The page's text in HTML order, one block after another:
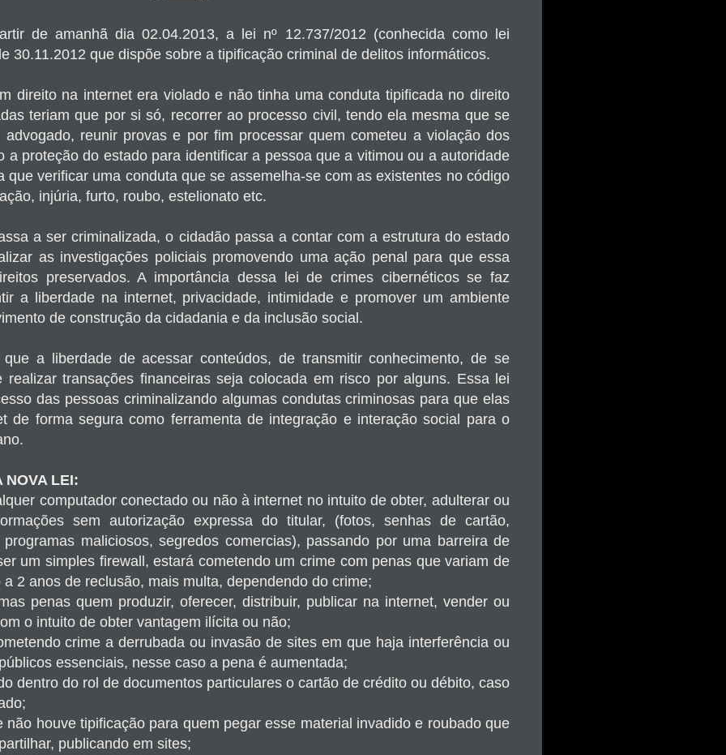
de amanhã dia 02.04.2013, a lei nº 12.737/2012 (conhecida como lei
30.11.2012 que dispõe sobre a tipificação criminal de delitos informáticos.
direito na internet era violado e não tinha uma conduta tipificada no direito
teriam que por si só, recorrer ao processo civil, tendo ela mesma que se
advogado, reunir provas e por fim processar quem cometeu a violação dos
a proteção do estado para identificar a pessoa que a vitimou ou a autoridade
que verificar uma conduta que se assemelha-se com as existentes no código
injúria, furto, roubo, estelionato etc.
a ser criminalizada, o cidadão passa a contar com a estrutura do estado
as investigações policiais promovendo uma ação penal para que essa
preservados. A importância dessa lei de crimes cibernéticos se faz
a liberdade na internet, privacidade, intimidade e promover um ambiente
de construção da cidadania e da inclusão social.
a liberdade de acessar conteúdos, de transmitir conhecimento, de se
realizar transações financeiras seja colocada em risco por alguns. Essa lei
das pessoas criminalizando algumas condutas criminosas para que elas
de forma segura como ferramenta de integração e interação social para o
NOVA LEI:
computador conectado ou não à internet no intuito de obter, adulterar ou
sem autorização expressa do titular, (fotos, senhas de cartão,
maliciosos, segredos comercias), passando por uma barreira de
um simples firewall, estará cometendo um crime com penas que variam de
2 anos de reclusão, mais multa, dependendo do crime;
penas quem produzir, oferecer, distribuir, publicar na internet, vender ou
o intuito de obter vantagem ilícita ou não;
crime a derrubada ou invasão de sites em que haja interferência ou
essenciais, nesse caso a pena é aumentada;
dentro do rol de documentos particulares o cartão de crédito ou débito, caso
não houve tipificação para quem pegar esse material invadido e roubado que
publicando em sites;